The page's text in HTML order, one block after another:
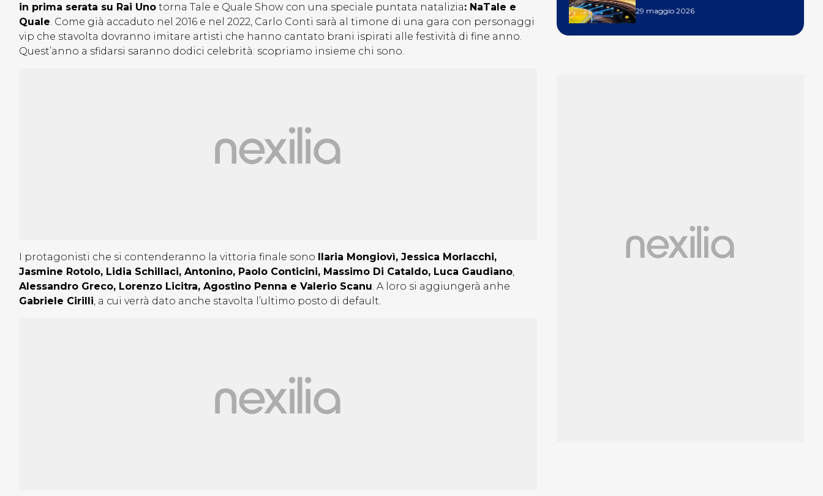
in prima serata su Rai Uno torna Tale e Quale Show con una speciale puntata natalizia: NaTale e
Quale. Come già accaduto nel 2016 e nel 2022, Carlo Conti sarà al timone di una gara con personaggi
vip che stavolta dovranno imitare artisti che hanno cantato brani ispirati alle festività di fine anno.
Quest’anno a sfidarsi saranno dodici celebrità: scopriamo insieme chi sono.
I protagonisti che si contenderanno la vittoria finale sono Ilaria Mongiovì, Jessica Morlacchi,
Jasmine Rotolo, Lidia Schillaci, Antonino, Paolo Conticini, Massimo Di Cataldo, Luca Gaudiano,
Alessandro Greco, Lorenzo Licitra, Agostino Penna e Valerio Scanu. A loro si aggiungerà anhe
Gabriele Cirilli, a cui verrà dato anche stavolta l’ultimo posto di default.
29 maggio 2026